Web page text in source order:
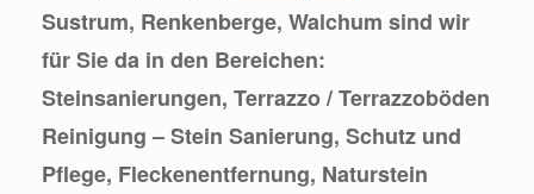
Sustrum, Renkenberge, Walchum sind wir
für Sie da in den Bereichen:
Steinsanierungen, Terrazzo / Terrazzoböden
Reinigung – Stein Sanierung, Schutz und
Pflege, Fleckenentfernung, Naturstein